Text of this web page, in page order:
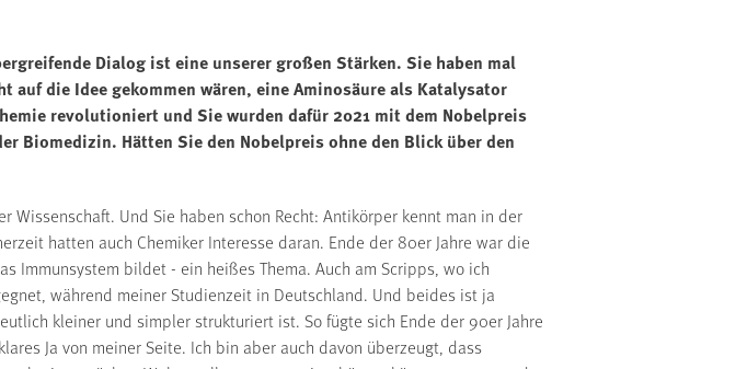
Dialog ist eine unserer großen Stärken. Sie haben mal
die Idee gekommen wären, eine Aminosäure als Katalysator
revolutioniert und Sie wurden dafür 2021 mit dem Nobelpreis
Biomedizin. Hätten Sie den Nobelpreis ohne den Blick über den
Und Sie haben schon Recht: Antikörper kennt man in der
hatten auch Chemiker Interesse daran. Ende der 80er Jahre war die
Immunsystem bildet - ein heißes Thema. Auch am Scripps, wo ich
während meiner Studienzeit in Deutschland. Und beides ist ja
kleiner und simpler strukturiert ist. So fügte sich Ende der 90er Jahre
Ja von meiner Seite. Ich bin aber auch davon überzeugt, dass